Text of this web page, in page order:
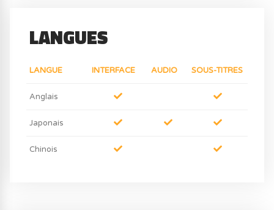
LANGUES
LANGUE INTERFACE AUDIO SOUS-TITRES
Anglais
Japonais
Chinois